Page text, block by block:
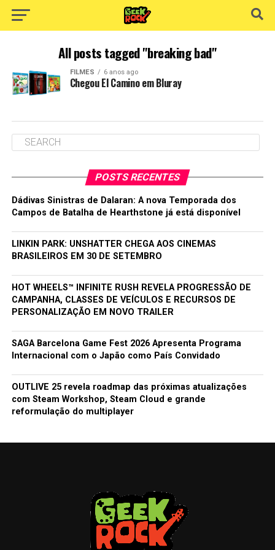
All posts tagged "breaking bad"
FILMES 6 anos ago
Chegou El Camino em Bluray
POSTS RECENTES
Dádivas Sinistras de Dalaran: A nova Temporada dos
Campos de Batalha de Hearthstone já está disponível
LINKIN PARK: UNSHATTER CHEGA AOS CINEMAS
BRASILEIROS EM 30 DE SETEMBRO
HOT WHEELS™ INFINITE RUSH REVELA PROGRESSÃO DE
CAMPANHA, CLASSES DE VEÍCULOS E RECURSOS DE
PERSONALIZAÇÃO EM NOVO TRAILER
SAGA Barcelona Game Fest 2026 Apresenta Programa
Internacional com o Japão como País Convidado
OUTLIVE 25 revela roadmap das próximas atualizações
com Steam Workshop, Steam Cloud e grande
reformulação do multiplayer